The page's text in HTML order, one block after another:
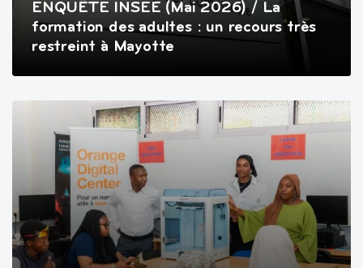
ENQUÊTE INSEE (Mai 2026) / La
formation des adultes : un recours très
restreint à Mayotte